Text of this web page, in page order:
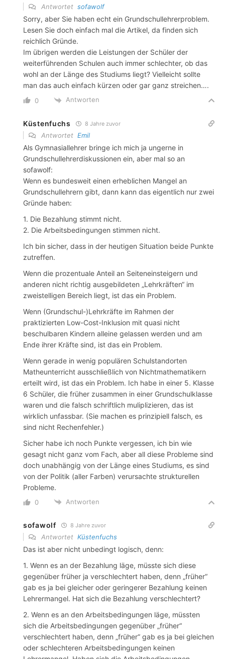
Antwortet sofawolf
Sorry, aber Sie haben echt ein Grundschullehrerproblem.
Lesen Sie doch einfach mal die Artikel, da finden sich
reichlich Gründe.
Im übrigen werden die Leistungen der Schüler der
weiterführenden Schulen auch immer schlechter, ob das
wohl an der Länge des Studiums liegt? Vielleicht sollte
man das auch einfach kürzen oder gar ganz streichen….
0 Antworten
Küstenfuchs 8 Jahre zuvor
Antwortet Emil
Als Gymnasiallehrer bringe ich mich ja ungerne in
Grundschullehrerdiskussionen ein, aber mal so an
sofawolf:
Wenn es bundesweit einen erheblichen Mangel an
Grundschullehrern gibt, dann kann das eigentlich nur zwei
Gründe haben:
1. Die Bezahlung stimmt nicht.
2. Die Arbeitsbedingungen stimmen nicht.
Ich bin sicher, dass in der heutigen Situation beide Punkte
zutreffen.
Wenn die prozentuale Anteil an Seiteneinsteigern und
anderen nicht richtig ausgebildeten „Lehrkräften“ im
zweistelligen Bereich liegt, ist das ein Problem.
Wenn (Grundschul-)Lehrkräfte im Rahmen der
praktizierten Low-Cost-Inklusion mit quasi nicht
beschulbaren Kindern alleine gelassen werden und am
Ende ihrer Kräfte sind, ist das ein Problem.
Wenn gerade in wenig populären Schulstandorten
Matheunterricht ausschließlich von Nichtmathematikern
erteilt wird, ist das ein Problem. Ich habe in einer 5. Klasse
6 Schüler, die früher zusammen in einer Grundschulklasse
waren und die falsch schriftlich muliplizieren, das ist
wirklich unfassbar. (Sie machen es prinzipiell falsch, es
sind nicht Rechenfehler.)
Sicher habe ich noch Punkte vergessen, ich bin wie
gesagt nicht ganz vom Fach, aber all diese Probleme sind
doch unabhängig von der Länge eines Studiums, es sind
von der Politik (aller Farben) verursachte strukturellen
Probleme.
0 Antworten
sofawolf 8 Jahre zuvor
Antwortet Küstenfuchs
Das ist aber nicht unbedingt logisch, denn:
1. Wenn es an der Bezahlung läge, müsste sich diese
gegenüber früher ja verschlechtert haben, denn „früher“
gab es ja bei gleicher oder geringerer Bezahlung keinen
Lehrermangel. Hat sich die Bezahlung verschlechtert?
2. Wenn es an den Arbeitsbedingungen läge, müssten
sich die Arbeitsbedingungen gegenüber „früher“
verschlechtert haben, denn „früher“ gab es ja bei gleichen
oder schlechteren Arbeitsbedingungen keinen